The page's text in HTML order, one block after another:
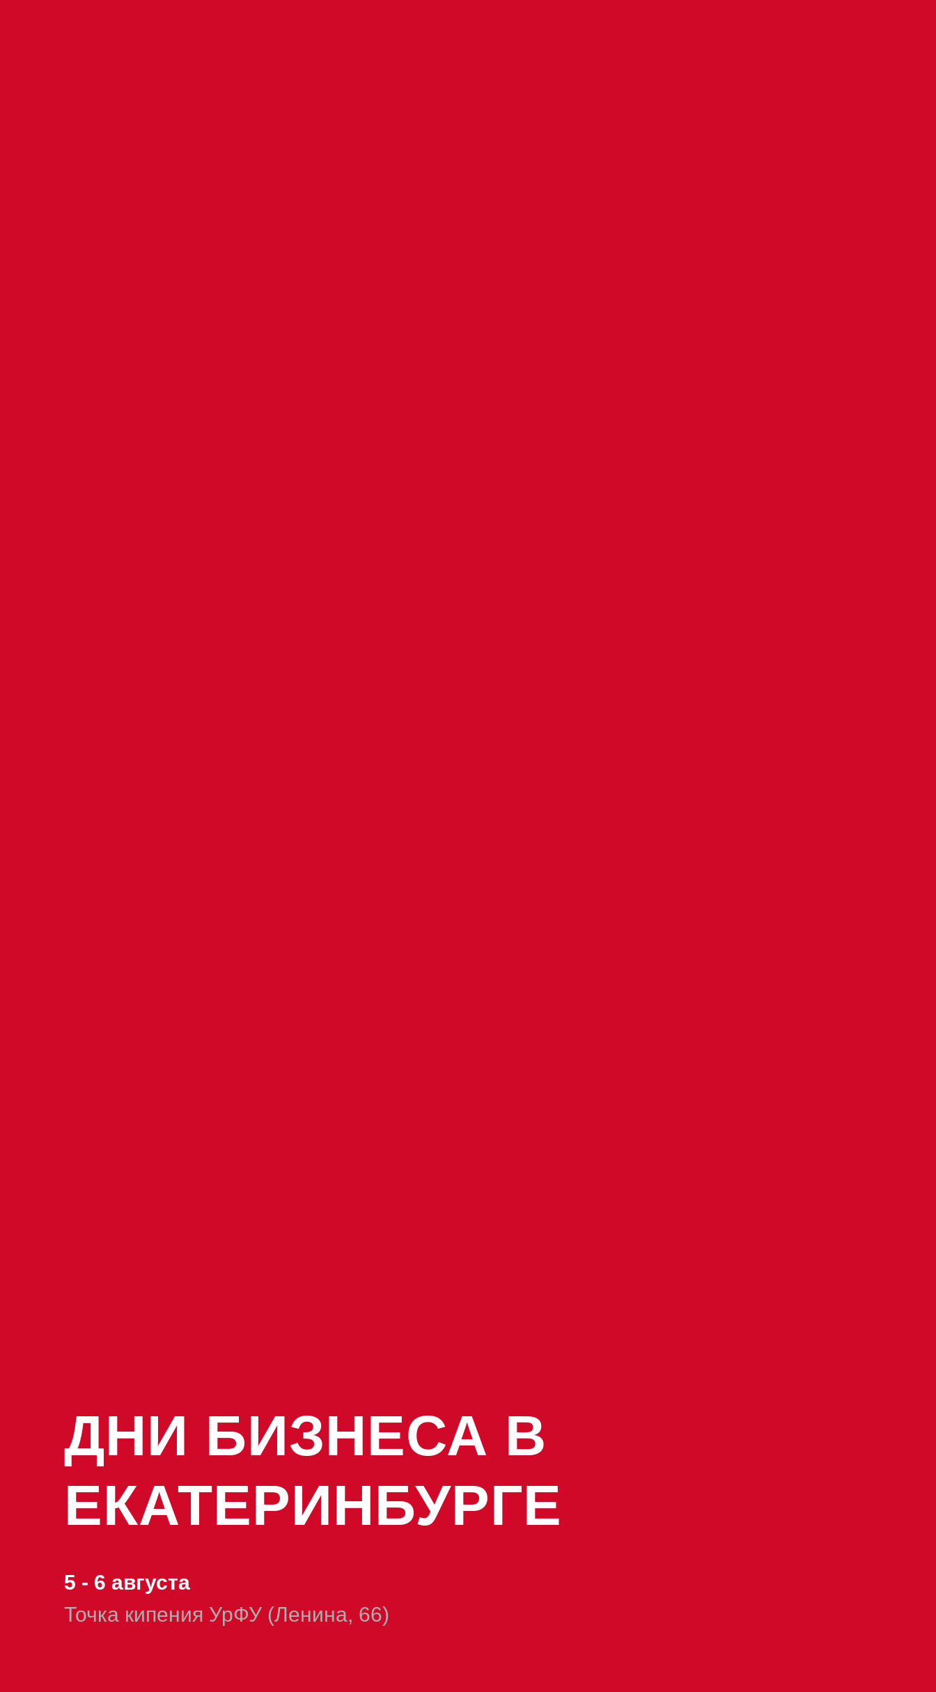
ДНИ БИЗНЕСА В
ЕКАТЕРИНБУРГЕ
5 - 6 августа
Точка кипения УрФУ (Ленина, 66)